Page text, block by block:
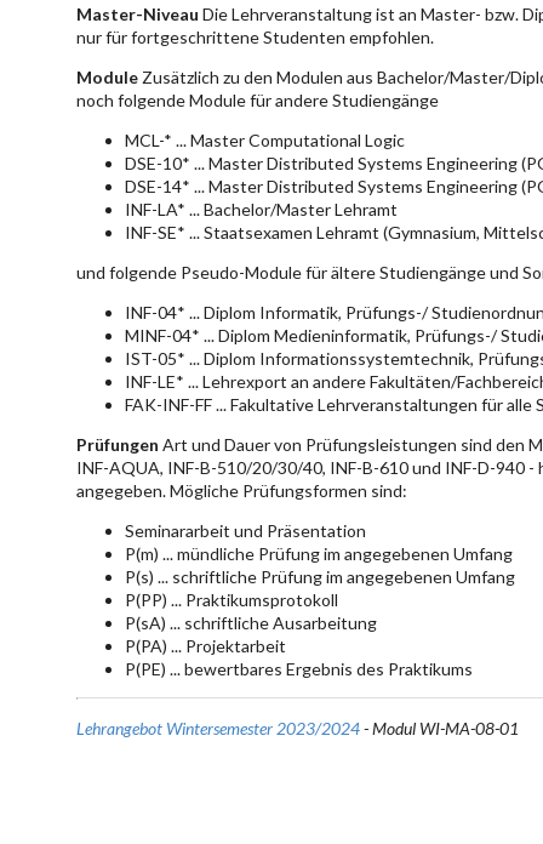
Master-Niveau Die Lehrveranstaltung ist an Master- bzw.
nur für fortgeschrittene Studenten empfohlen.
Module Zusätzlich zu den Modulen aus Bachelor/Master/
noch folgende Module für andere Studiengänge
MCL-* ... Master Computational Logic
DSE-10* ... Master Distributed Systems Engineering
DSE-14* ... Master Distributed Systems Engineering
INF-LA* ... Bachelor/Master Lehramt
INF-SE* ... Staatsexamen Lehramt (Gymnasium,
und folgende Pseudo-Module für ältere Studiengänge und
INF-04* ... Diplom Informatik, Prüfungs-/
MINF-04* ... Diplom Medieninformatik, Prüfungs-/
IST-05* ... Diplom Informationssystemtechnik,
INF-LE* ... Lehrexport an andere Fakultäten/
FAK-INF-FF ... Fakultative Lehrveranstaltungen für
Prüfungen Art und Dauer von Prüfungsleistungen sind den
INF-AQUA, INF-B-510/20/30/40, INF-B-610 und INF-D-940
angegeben. Mögliche Prüfungsformen sind:
Seminararbeit und Präsentation
P(m) ... mündliche Prüfung im angegebenen Umfang
P(s) ... schriftliche Prüfung im angegebenen Umfang
P(PP) ... Praktikumsprotokoll
P(sA) ... schriftliche Ausarbeitung
P(PA) ... Projektarbeit
P(PE) ... bewertbares Ergebnis des Praktikums
Lehrangebot Wintersemester 2023/2024- Modul WI-MA-08-01